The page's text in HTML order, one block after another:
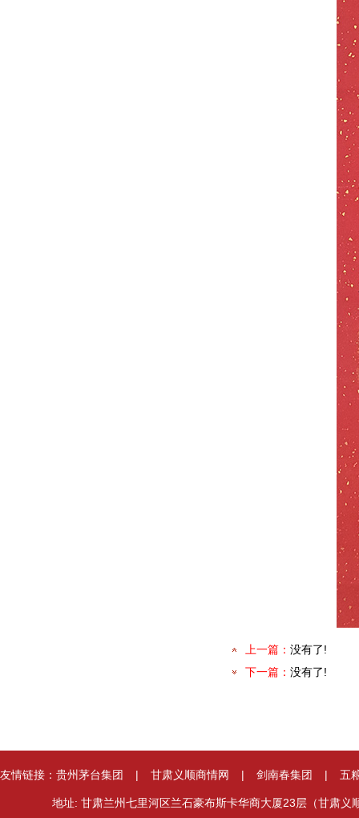
上一篇： 没有了!
下一篇： 没有了!
友情链接： 贵州茅台集团 | 甘肃义顺商情网 | 剑南春集团 | 五
地址: 甘肃兰州七里河区兰石豪布斯卡华商大厦23层（甘肃